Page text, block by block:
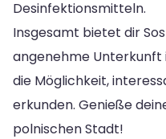
Desinfektionsmitteln.
Insgesamt bietet dir
angenehme Unterkunft
die Möglichkeit,
erkunden. Genieße
polnischen Stadt!